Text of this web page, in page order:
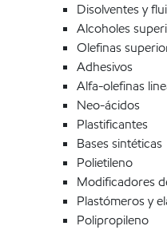
Disolventes y
Alcoholes
Olefinas
Adhesivos
Alfa-olefinas
Neo-ácidos
Plastificantes
Bases sintéticas
Polietileno
Modificadores
Plastómeros y
Polipropileno